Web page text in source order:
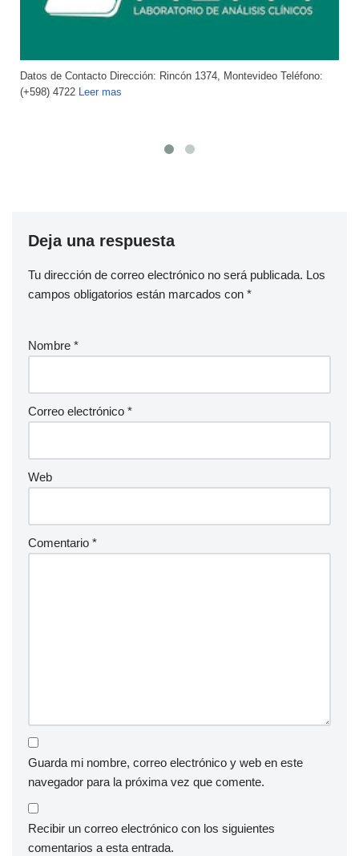
Datos de Contacto Dirección: Av. Italia 2595, Montevideo Teléfono:
(598)Leer mas
Deja una respuesta
Tu dirección de correo electrónico no será publicada. Los
campos obligatorios están marcados con *
Nombre *
Correo electrónico *
Web
Comentario *
Guarda mi nombre, correo electrónico y web en este
navegador para la próxima vez que comente.
Recibir un correo electrónico con los siguientes
comentarios a esta entrada.